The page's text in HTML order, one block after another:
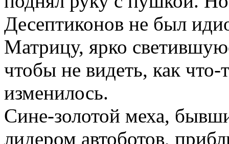
Десептиконов не был
Матрицу, ярко
чтобы не видеть, как
изменилось.
Сине-золотой меха,
лидером автоботов,